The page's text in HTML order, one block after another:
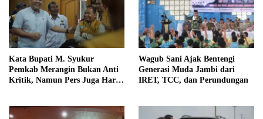
Kata Bupati M. Syukur
Pemkab Merangin Bukan Anti
Kritik, Namun Pers Juga Harus
Wagub Sani Ajak Bentengi
Generasi Muda Jambi dari
IRET, TCC, dan Perundungan